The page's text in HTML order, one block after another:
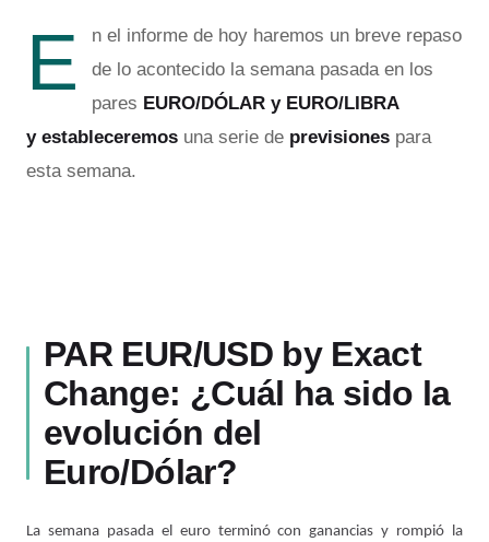
E
n el informe de hoy haremos un breve repaso
de lo acontecido la semana pasada en los
pares EURO/DÓLAR y EURO/LIBRA
y estableceremos una serie de previsiones para
esta semana.
PAR EUR/USD by Exact
Change: ¿Cuál ha sido la
evolución del
Euro/Dólar?
La semana pasada el euro terminó con ganancias y rompió la